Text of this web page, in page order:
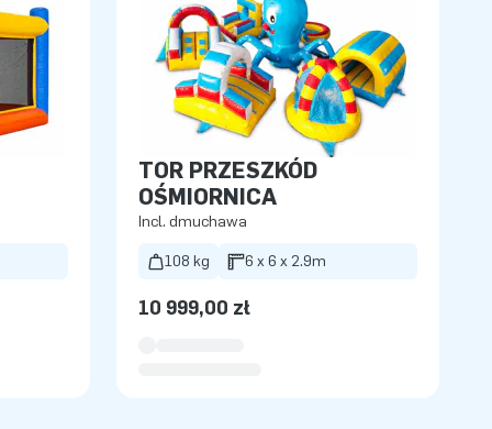
TOR PRZESZKÓD
OŚMIORNICA
Incl. dmuchawa
108 kg 6 x 6 x 2.9m
10 999,00 zł